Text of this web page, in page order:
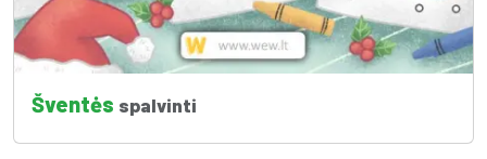
Šventės spalvinti